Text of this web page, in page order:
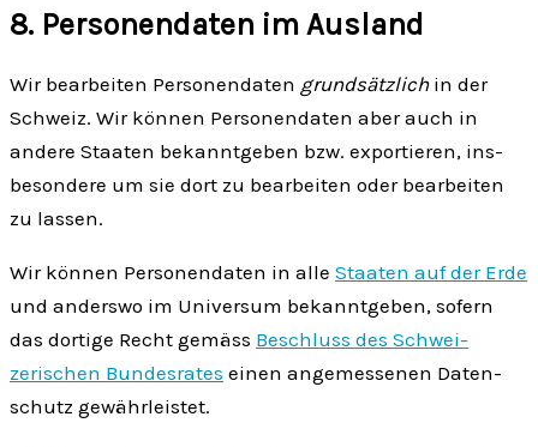
8. Personen­daten im Ausland
Wir bearbeiten Personen­daten grundsätzlichin der
Schweiz. Wir können Personen­daten aber auch in
andere Staaten bekanntgeben bzw. expor­tieren, ins­
besondere um sie dort zu bear­beiten oder bear­beiten
zu lassen.
Wir können Personen­daten in alle Staaten auf der Erde
und anderswo im Universum bekanntgeben, sofern
das dortige Recht gemäss Beschluss des Schwei­
zerischen Bundes­rates einen angemessenen Daten­
schutz gewährleistet.